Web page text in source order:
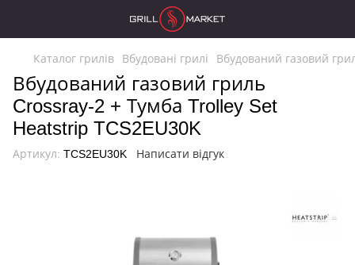
Каталог грилів Вбудовані грилі Вбудований газовий
Вбудований газовий гриль
Crossray-2 + Тумба Trolley Set
Heatstrip TCS2EU30K
Артикул: TCS2EU30K Написати відгук